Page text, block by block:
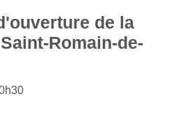
de la
Romain-de-